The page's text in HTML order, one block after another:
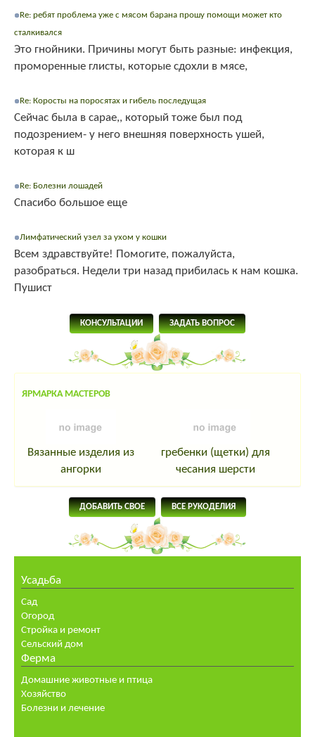
Re: ребят проблема уже с мясом барана прошу помощи может кто
сталкивался
Это гнойники. Причины могут быть разные: инфекция,
проморенные глисты, которые сдохли в мясе,
Re: Коросты на поросятах и гибель последущая
Сейчас была в сарае,, который тоже был под
подозрением- у него внешняя поверхность ушей,
которая к ш
Re: Болезни лошадей
Спасибо большое еще
Лимфатический узел за ухом у кошки
Всем здравствуйте! Помогите, пожалуйста,
разобраться. Недели три назад прибилась к нам кошка.
Пушист
КОНСУЛЬТАЦИИ ЗАДАТЬ ВОПРОС
ЯРМАРКА МАСТЕРОВ
Вязанные изделия из
ангорки
гребенки (щетки) для
чесания шерсти
ДОБАВИТЬ СВОЕ ВСЕ РУКОДЕЛИЯ
Усадьба
Сад
Огород
Стройка и ремонт
Сельский дом
Ферма
Домашние животные и птица
Хозяйство
Болезни и лечение